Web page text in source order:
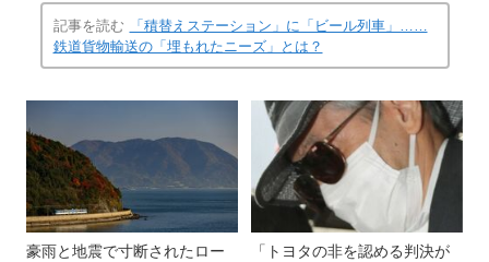
記事を読む
「積替えステーション」に「ビール列車」……
鉄道貨物輸送の「埋もれたニーズ」とは？
豪雨と地震で寸断されたロー
「トヨタの非を認める判決が